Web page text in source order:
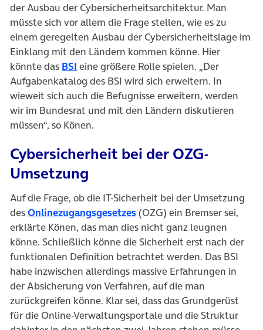
der Ausbau der Cybersicherheitsarchitektur. Man
müsste sich vor allem die Frage stellen, wie es zu
einem geregelten Ausbau der Cybersicherheitslage im
Einklang mit den Ländern kommen könne. Hier
könnte das BSI (öffnet in neuem Tab)
eine größere Rolle spielen. „Der
Aufgabenkatalog des BSI wird sich erweitern. In
wieweit sich auch die Befugnisse erweitern, werden
wir im Bundesrat und mit den Ländern diskutieren
müssen“, so Könen.
Cybersicherheit bei der OZG-
Umsetzung
Auf die Frage, ob die IT-Sicherheit bei der Umsetzung
desOnlinezugangsgesetzes(öffnet in neuem Tab)
(OZG) ein Bremser sei,
erklärte Könen, das man dies nicht ganz leugnen
könne. Schließlich könne die Sicherheit erst nach der
funktionalen Definition betrachtet werden. Das BSI
habe inzwischen allerdings massive Erfahrungen in
der Absicherung von Verfahren, auf die man
zurückgreifen könne. Klar sei, dass das Grundgerüst
für die Online-Verwaltungsportale und die Struktur